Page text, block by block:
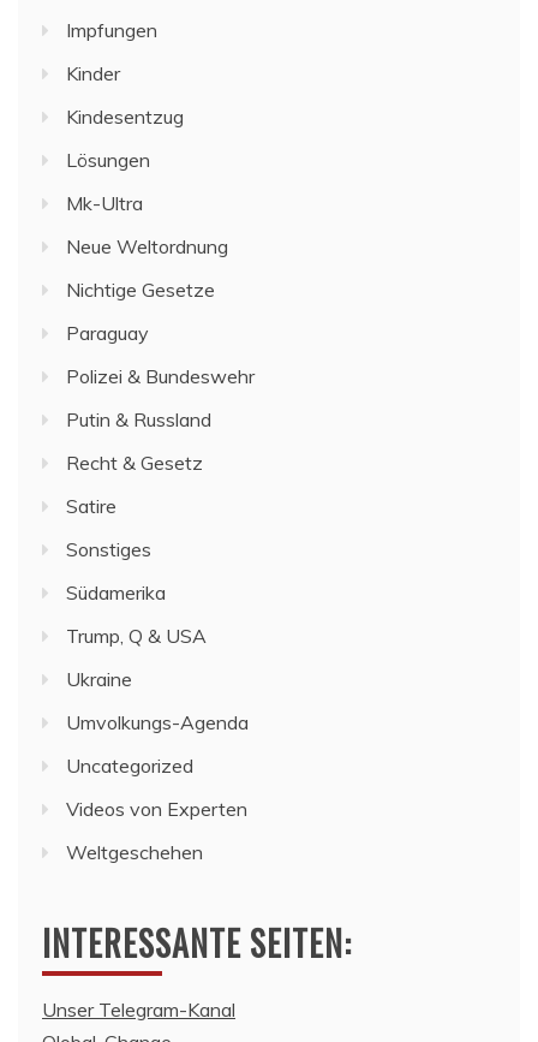
Impfungen
Kinder
Kindesentzug
Lösungen
Mk-Ultra
Neue Weltordnung
Nichtige Gesetze
Paraguay
Polizei & Bundeswehr
Putin & Russland
Recht & Gesetz
Satire
Sonstiges
Südamerika
Trump, Q & USA
Ukraine
Umvolkungs-Agenda
Uncategorized
Videos von Experten
Weltgeschehen
INTERESSANTE SEITEN:
Unser Telegram-Kanal